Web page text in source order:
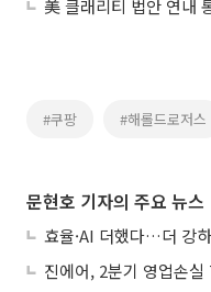
#쿠팡 #해롤드로저스
문현호 기자의 주요 뉴스